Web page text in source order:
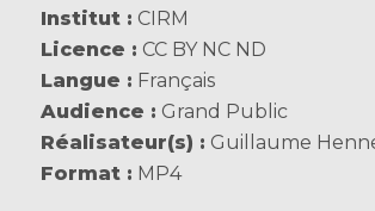
Institut
CIRM
Licence
CC BY NC ND
Langue
Français
Audience
Grand Public
Réalisateur(s)
Guillaume
Format
MP4